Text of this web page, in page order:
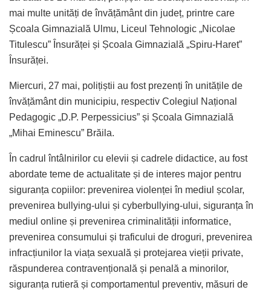
mai multe unități de învățământ din județ, printre care
Școala Gimnazială Ulmu, Liceul Tehnologic „Nicolae
Titulescu” Însurăței și Școala Gimnazială „Spiru-Haret”
Însurăței.
Miercuri, 27 mai, polițiștii au fost prezenți în unitățile de
învățământ din municipiu, respectiv Colegiul Național
Pedagogic „D.P. Perpessicius” și Școala Gimnazială
„Mihai Eminescu” Brăila.
În cadrul întâlnirilor cu elevii și cadrele didactice, au fost
abordate teme de actualitate și de interes major pentru
siguranța copiilor: prevenirea violenței în mediul școlar,
prevenirea bullying-ului și cyberbullying-ului, siguranța în
mediul online și prevenirea criminalității informatice,
prevenirea consumului și traficului de droguri, prevenirea
infracțiunilor la viața sexuală și protejarea vieții private,
răspunderea contravențională și penală a minorilor,
siguranța rutieră și comportamentul preventiv, măsuri de